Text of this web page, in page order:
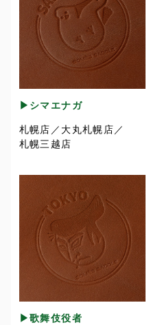
▶シマエナガ
札幌店／大丸札幌店／
札幌三越店
▶歌舞伎役者